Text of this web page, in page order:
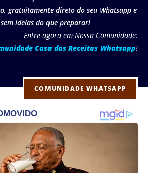
gratuitamente direto do seu Whatsapp e
ideias do que preparar!
Entre agora em Nossa Comunidade:
Casa das Receitas Whatsapp!
COMUNIDADE WHATSAPP